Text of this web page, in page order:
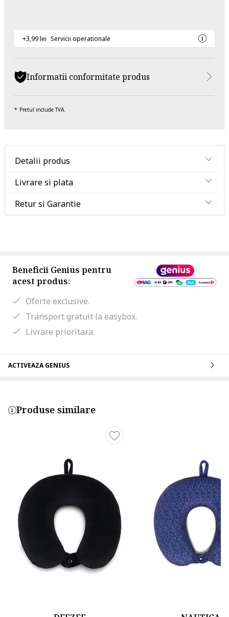
+3,99 lei Servicii operationale
Informatii conformitate produs
Pretul include TVA.
Detalii produs
Livrare si plata
Retur si Garantie
Beneficii Genius pentru
acest produs:
Oferte exclusive.
Transport gratuit la easybox.
Livrare prioritara.
ACTIVEAZA GENIUS
Produse similare